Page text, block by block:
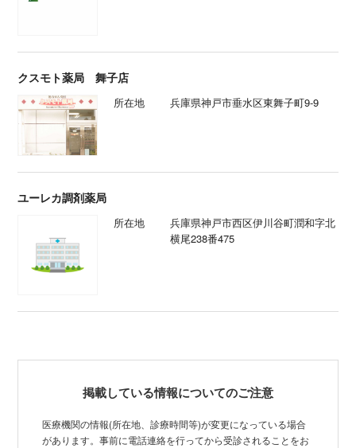
クスモト薬局 舞子店
所在地 兵庫県神戸市垂水区東舞子町9-9
ユーレカ調剤薬局
所在地
兵庫県神戸市西区伊川谷町潤和字北
横尾238番475
掲載している情報についてのご注意
医療機関の情報(所在地、診療時間等)が変更になっている場合
があります。事前に電話連絡を行ってから受診されることをお